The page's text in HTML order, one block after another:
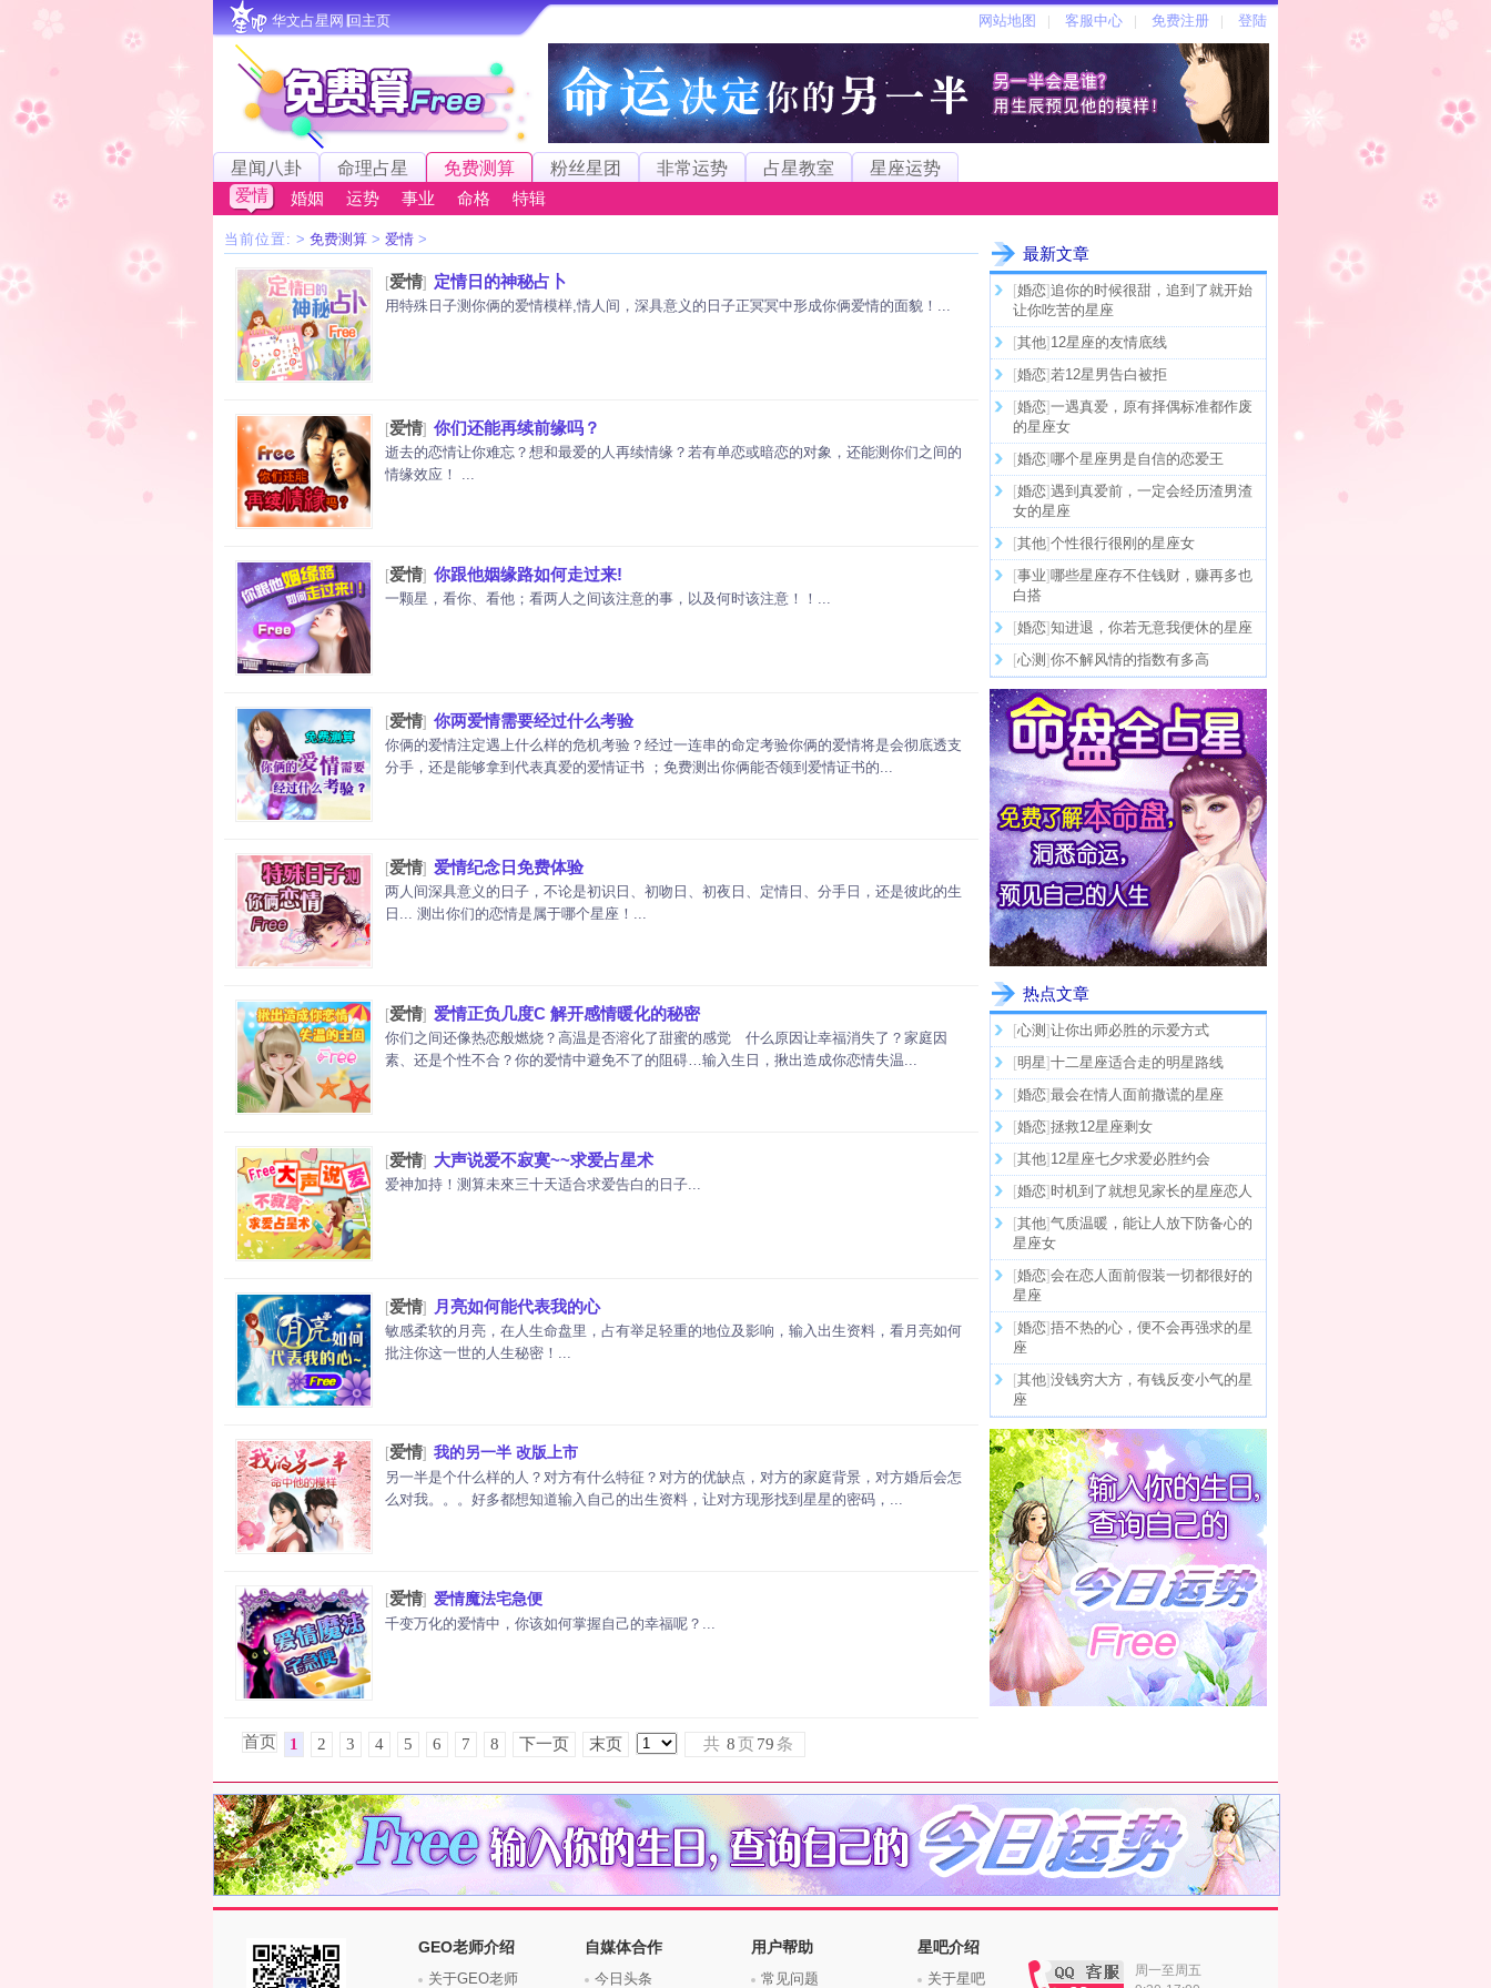
华文占星网∣回主页
星闻八卦 命理占星 免费测算 粉丝星团 非常运势 占星教室
星座运势
爱情
婚姻 运势 事业 命格 特辑
当前位置: > 免费测算 > 爱情 >
[爱情] 定情日的神秘占卜
用特殊日子测你俩的爱情模样,情人间，深具意义的日子正冥冥中形成你俩爱情的面貌！...
[爱情] 你们还能再续前缘吗？
逝去的恋情让你难忘？想和最爱的人再续情缘？若有单恋或暗恋的对象，还能测你们之间的
情缘效应！ ...
[爱情] 你跟他姻缘路如何走过来!
一颗星，看你、看他；看两人之间该注意的事，以及何时该注意！！...
[爱情] 你两爱情需要经过什么考验
你俩的爱情注定遇上什么样的危机考验？经过一连串的命定考验你俩的爱情将是会彻底透支
分手，还是能够拿到代表真爱的爱情证书 ；免费测出你俩能否领到爱情证书的...
[爱情] 爱情纪念日免费体验
两人间深具意义的日子，不论是初识日、初吻日、初夜日、定情日、分手日，还是彼此的生
日... 测出你们的恋情是属于哪个星座！...
[爱情] 爱情正负几度C 解开感情暖化的秘密
你们之间还像热恋般燃烧？高温是否溶化了甜蜜的感觉 什么原因让幸福消失了？家庭因
素、还是个性不合？你的爱情中避免不了的阻碍…输入生日，揪出造成你恋情失温...
[爱情] 大声说爱不寂寞~~求爱占星术
爱神加持！测算未來三十天适合求爱告白的日子...
[爱情] 月亮如何能代表我的心
敏感柔软的月亮，在人生命盘里，占有举足轻重的地位及影响，输入出生资料，看月亮如何
批注你这一世的人生秘密！...
[爱情] 我的另一半 改版上市
另一半是个什么样的人？对方有什么特征？对方的优缺点，对方的家庭背景，对方婚后会怎
么对我。。。好多都想知道输入自己的出生资料，让对方现形找到星星的密码，...
[爱情] 爱情魔法宅急便
千变万化的爱情中，你该如何掌握自己的幸福呢？...
首页 1 2 3 4 5 6 7 8 下一页 末页 共 8页 79条
最新文章
[婚恋]追你的时候很甜，追到了就开始
让你吃苦的星座
[其他] 12星座的友情底线
[婚恋]若12星男告白被拒
[婚恋]一遇真爱，原有择偶标准都作废
的星座女
[婚恋]哪个星座男是自信的恋爱王
[婚恋]遇到真爱前，一定会经历渣男渣
女的星座
[其他]个性很行很刚的星座女
[事业]哪些星座存不住钱财，赚再多也
白搭
[婚恋]知进退，你若无意我便休的星座
[心测 ]你不解风情的指数有多高
热点文章
[心测 ]让你出师必胜的示爱方式
[明星]十二星座适合走的明星路线
[婚恋]最会在情人面前撒谎的星座
[婚恋]拯救12星座剩女
[其他] 12星座七夕求爱必胜约会
[婚恋] 时机到了就想见家长的星座恋人
[其他]气质温暖，能让人放下防备心的
星座女
[婚恋]会在恋人面前假装一切都很好的
星座
[婚恋]捂不热的心，便不会再强求的星
座
[其他]没钱穷大方，有钱反变小气的星
座
GEO老师介绍
关于GEO老师
自媒体合作
今日头条
用户帮助
常见问题
星吧介绍
关于星吧
周一至周五